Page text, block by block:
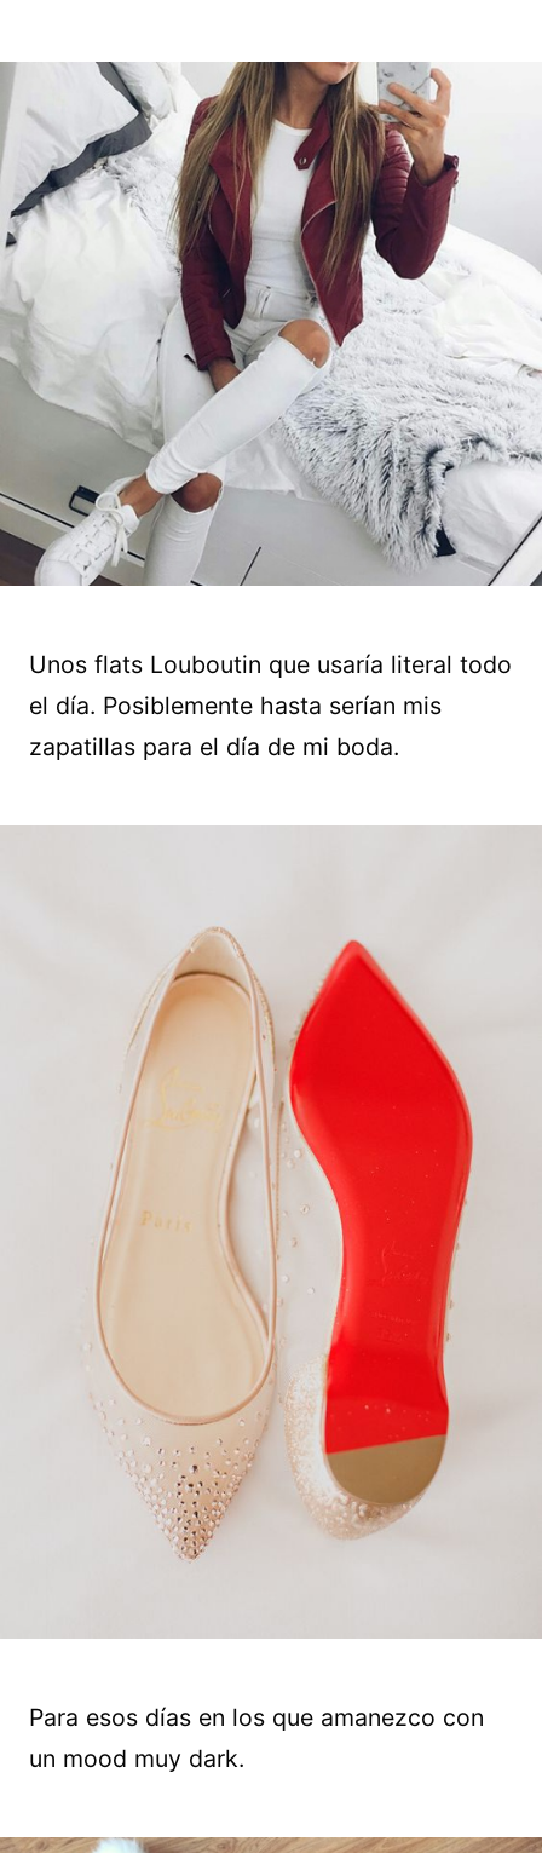
Unos flats Louboutin que usaría literal todo
el día. Posiblemente hasta serían mis
zapatillas para el día de mi boda.
Para esos días en los que amanezco con
un mood muy dark.